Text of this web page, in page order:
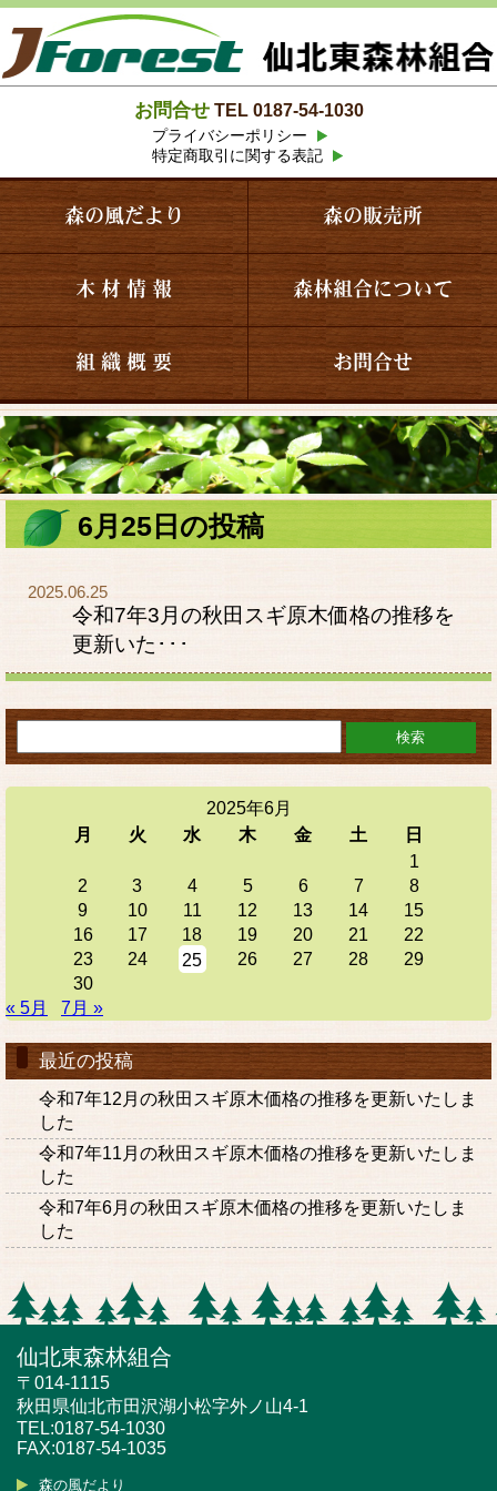
お問合せ TEL 0187-54-1030
プライバシーポリシー
特定商取引に関する表記
森の風だより 森の販売所
木 材 情 報 森林組合について
組 織 概 要 お問合せ
6月25日の投稿
2025.06.25
令和7年3月の秋田スギ原木価格の推移を
更新いた･･･
2025年6月
月
火 水 木 金 土
日
1
2
3 4 5 6 7
8
9
10 11 12 13 14
15
16
17 18 19 20 21
22
23
24 25 26 27 28
29
30
« 5月
7月 »
最近の投稿
令和7年12月の秋田スギ原木価格の推移を更新いたしま
した
令和7年11月の秋田スギ原木価格の推移を更新いたしま
した
令和7年6月の秋田スギ原木価格の推移を更新いたしま
した
仙北東森林組合
〒014-1115
秋田県仙北市田沢湖小松字外ノ山4-1
TEL:0187-54-1030
FAX:0187-54-1035
森の風だより